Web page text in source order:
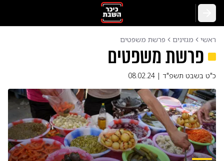
ראשי מגזינים פרשת משפטים
פרשת משפטים
כ"ט בשבט תשפ"ד | 08.02.24